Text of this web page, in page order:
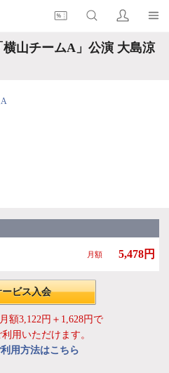
横山チームA」公演 大島涼
月額 5,478円
ビス入会
額3,122円＋1,628円で
用いただけます。
用方法はこちら